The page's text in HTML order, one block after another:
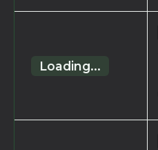
Loading...